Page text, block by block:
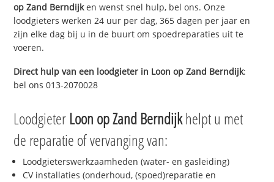
op Zand Berndijken wenst snel hulp, bel ons. Onze
loodgieters werken 24 uur per dag, 365 dagen per jaar en
zijn elke dag bij u in de buurt om spoedreparaties uit te
voeren.
Direct hulp van een loodgieter in Loon op Zand Berndijk:
bel ons 013-2070028
Loodgieter Loon op Zand Berndijkhelpt u met
de reparatie of vervanging van:
Loodgieterswerkzaamheden (water- en gasleiding)
CV installaties (onderhoud, (spoed)reparatie en